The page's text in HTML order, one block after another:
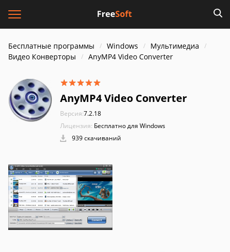
Бесплатные программы Windows
Мультимедиа
Видео Конверторы
AnyMP4 Video Converter
AnyMP4 Video Converter
Версия:7.2.18
Лицензия: Бесплатно для Windows
939 скачиваний